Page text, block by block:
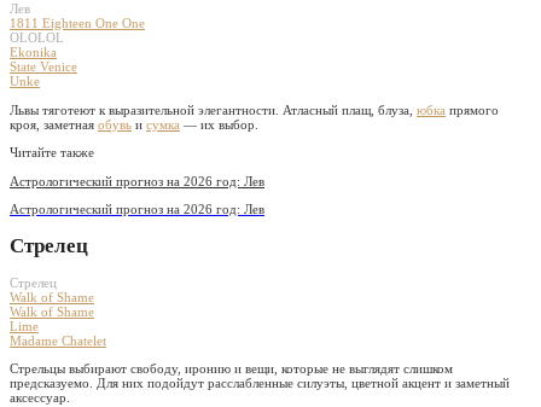
Лев
1811 Eighteen One One
OLOLOL
Ekonika
State Venice
Unke
Львы тяготеют к выразительной элегантности. Атласный плащ, блуза, юбка прямого
кроя, заметная обувь и сумка — их выбор.
Читайте также
Астрологический прогноз на 2026 год: Лев
Астрологический прогноз на 2026 год: Лев
Стрелец
Стрелец
Walk of Shame
Walk of Shame
Lime
Madame Chatelet
Стрельцы выбирают свободу, иронию и вещи, которые не выглядят слишком
предсказуемо. Для них подойдут расслабленные силуэты, цветной акцент и заметный
аксессуар.